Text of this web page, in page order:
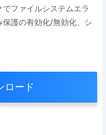
ファイルシステムエラ
護の有効化/無効化、シ
ロード